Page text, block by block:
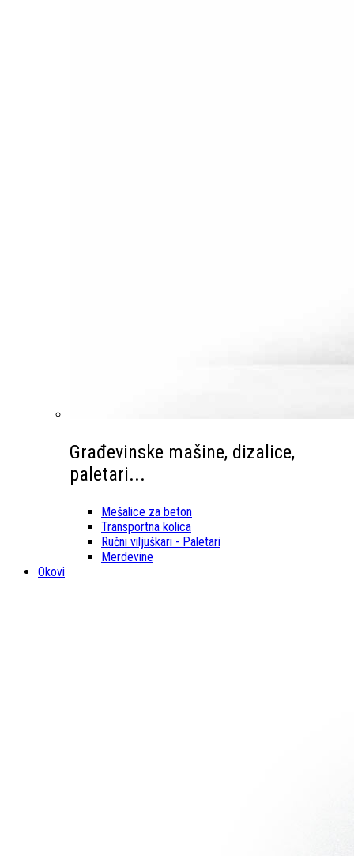
Građevinske mašine, dizalice,
paletari...
Mešalice za beton
Transportna kolica
Ručni viljuškari - Paletari
Merdevine
Okovi